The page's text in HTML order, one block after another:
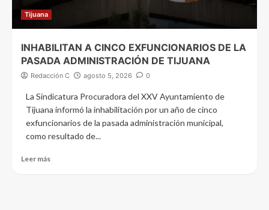
Tijuana
INHABILITAN A CINCO EXFUNCIONARIOS DE LA
PASADA ADMINISTRACIÓN DE TIJUANA
Redacción C agosto 5, 2026 0
La Sindicatura Procuradora del XXV Ayuntamiento de
Tijuana informó la inhabilitación por un año de cinco
exfuncionarios de la pasada administración municipal,
como resultado de...
Leer más